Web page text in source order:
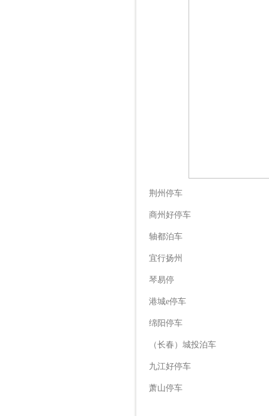
荆州停车
商州好停车
轴都泊车
宜行扬州
琴易停
港城e停车
绵阳停车
（长春）城投泊车
九江好停车
萧山停车